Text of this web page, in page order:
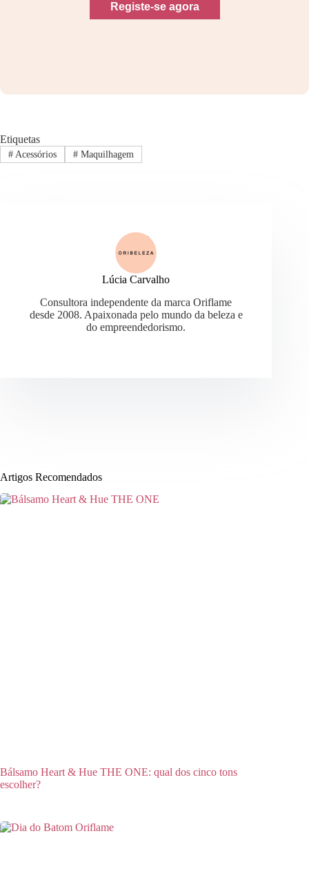
Registe-se agora
Etiquetas
#Acessórios #Maquilhagem
Lúcia Carvalho
Consultora independente da marca Oriflame
desde 2008. Apaixonada pelo mundo da beleza e
do empreendedorismo.
Artigos Recomendados
Bálsamo Heart & Hue THE ONE: qual dos cinco tons
escolher?